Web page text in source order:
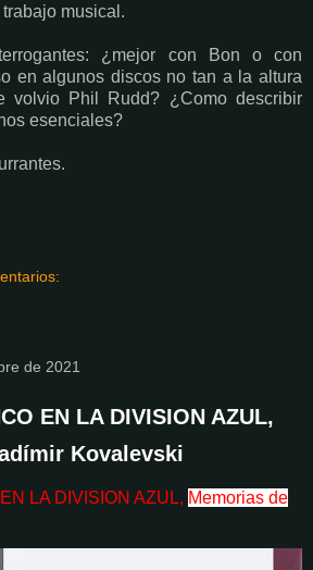
musical.
¿mejor con Bon o con
en algunos discos no tan a la altura
volvio Phil Rudd? ¿Como describir
esenciales?
de 2021
EN LA DIVISION AZUL,
Kovalevski
LA DIVISION AZUL, Memorias de